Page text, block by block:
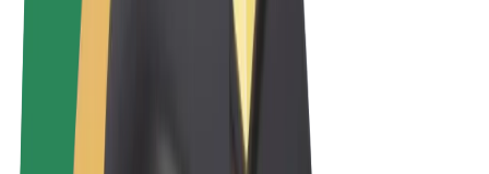
Kelionės
Paspirtukai
„Bolt Market“
„Bolt Food“
„Bolt Drive“